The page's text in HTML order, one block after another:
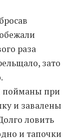
раза
зато
пойманы при
и завалены
ловить
и тапочки
(14)
(15)
hobby(32)
(17)
kitchen